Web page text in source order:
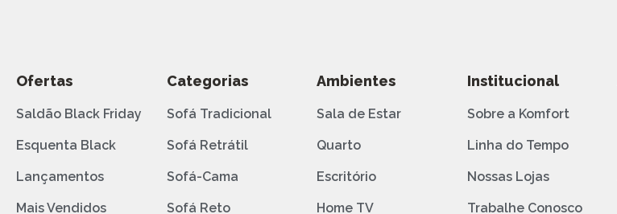
Ofertas
Saldão Black Friday
Esquenta Black
Lançamentos
Mais Vendidos
Categorias
Sofá Tradicional
Sofá Retrátil
Sofá-Cama
Sofá Reto
Ambientes
Sala de Estar
Quarto
Escritório
Home TV
Institucional
Sobre a Komfort
Linha do Tempo
Nossas Lojas
Trabalhe Conosco